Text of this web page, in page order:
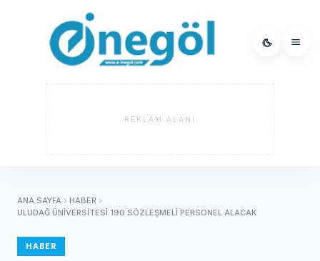
REKLAM ALANI
ANA SAYFA
HABER
ULUDAĞ ÜNIVERSITESI 190 SÖZLEŞMELI PERSONEL ALACAK
HABER